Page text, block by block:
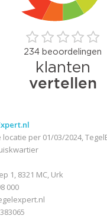
locatie per 01/03/2024,
1, 8321 MC, Urk
000